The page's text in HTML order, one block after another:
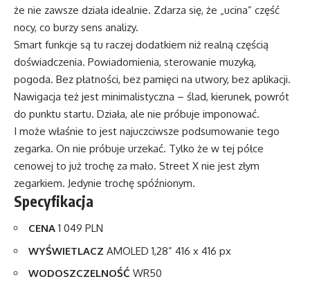
że nie zawsze działa idealnie. Zdarza się, że „ucina” część
nocy, co burzy sens analizy.
Smart funkcje są tu raczej dodatkiem niż realną częścią
doświadczenia. Powiadomienia, sterowanie muzyką,
pogoda. Bez płatności, bez pamięci na utwory, bez aplikacji.
Nawigacja też jest minimalistyczna – ślad, kierunek, powrót
do punktu startu. Działa, ale nie próbuje imponować.
I może właśnie to jest najuczciwsze podsumowanie tego
zegarka. On nie próbuje urzekać. Tylko że w tej półce
cenowej to już trochę za mało. Street X nie jest złym
zegarkiem. Jedynie trochę spóźnionym.
Specyfikacja
CENA 1 049 PLN
WYŚWIETLACZ AMOLED 1,28” 416 x 416 px
WODOSZCZELNOŚĆ WR50